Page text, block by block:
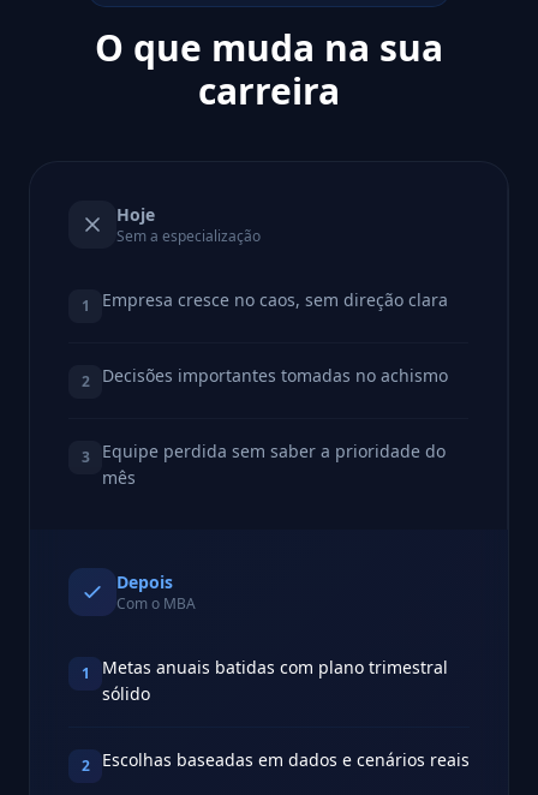
O que muda na sua
carreira
Hoje
Sem a especialização
1 Empresa cresce no caos, sem direção clara
2 Decisões importantes tomadas no achismo
3
Equipe perdida sem saber a prioridade do
mês
Depois
Com o MBA
1
Metas anuais batidas com plano trimestral
sólido
2 Escolhas baseadas em dados e cenários reais